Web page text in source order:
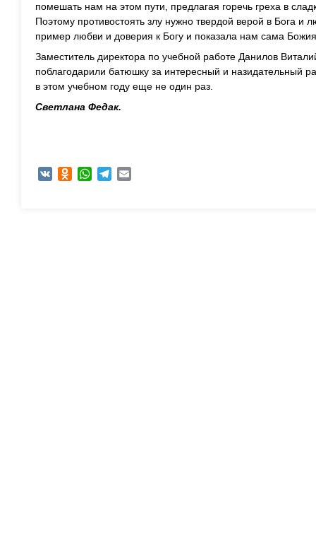
помешать нам на этом пути, предлагая горечь греха в
Поэтому противостоять злу нужно твердой верой в Бога и
пример любви и доверия к Богу и показала нам сама
Заместитель директора по учебной работе Данилов
поблагодарили батюшку за интересный и назидательный
в этом учебном году еще не один раз.
Светлана Федак.
VK Odnoklassniki
WhatsAppTelegram